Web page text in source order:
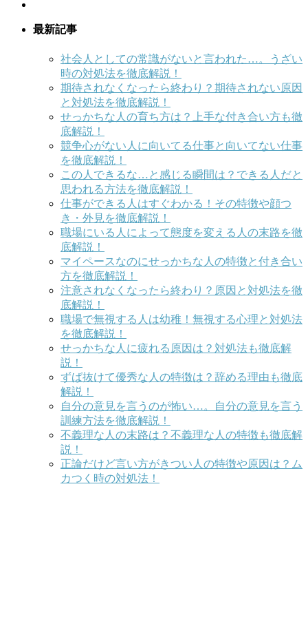
最新記事
社会人としての常識がないと言われた…。うざい
時の対処法を徹底解説！
期待されなくなったら終わり？期待されない原因
と対処法を徹底解説！
せっかちな人の育ち方は？上手な付き合い方も徹
底解説！
競争心がない人に向いてる仕事と向いてない仕事
を徹底解説！
この人できるな…と感じる瞬間は？できる人だと
思われる方法を徹底解説！
仕事ができる人はすぐわかる！その特徴や顔つ
き・外見を徹底解説！
職場にいる人によって態度を変える人の末路を徹
底解説！
マイペースなのにせっかちな人の特徴と付き合い
方を徹底解説！
注意されなくなったら終わり？原因と対処法を徹
底解説！
職場で無視する人は幼稚！無視する心理と対処法
を徹底解説！
せっかちな人に疲れる原因は？対処法も徹底解
説！
ずば抜けて優秀な人の特徴は？辞める理由も徹底
解説！
自分の意見を言うのが怖い…。自分の意見を言う
訓練方法を徹底解説！
不義理な人の末路は？不義理な人の特徴も徹底解
説！
正論だけど言い方がきつい人の特徴や原因は？ム
カつく時の対処法！